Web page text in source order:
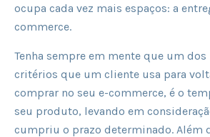
ocupa cada vez mais espaços: a
commerce.
Tenha sempre em mente que um
critérios que um cliente usa para
comprar no seu e-commerce, é o
seu produto, levando em
cumpriu o prazo determinado. Além